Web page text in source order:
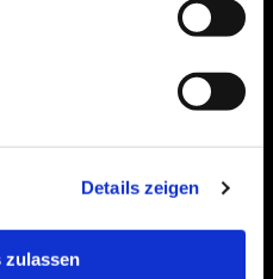
Details zeigen
zulassen
Cookies,